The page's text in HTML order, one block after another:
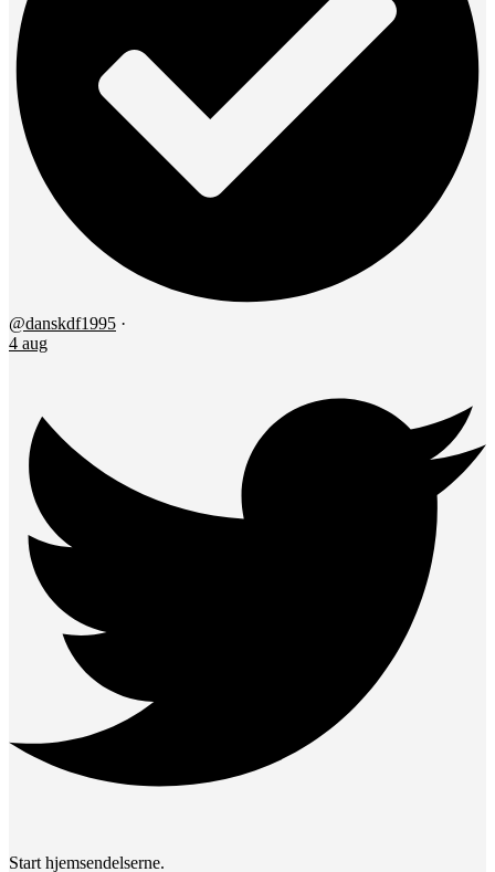
@danskdf1995 ·
4 aug
Start hjemsendelserne.